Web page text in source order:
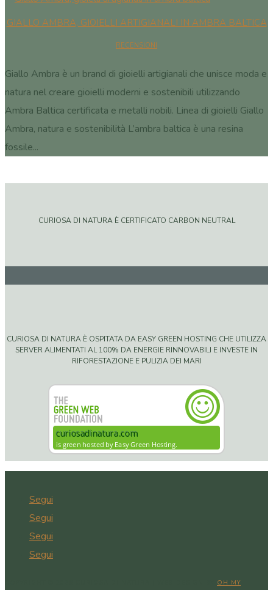
GIALLO AMBRA, GIOIELLI ARTIGIANALI IN AMBRA BALTICA
RECENSIONI
Giallo Ambra è un brand di gioielli artigianali che unisce moda e
natura nel creare gioielli moderni e sostenibili utilizzando
Ambra Baltica certificata e metalli nobili. Linea di gioielli Giallo
Ambra, natura e sostenibilità L’ambra baltica è una resina
fossile...
CURIOSA DI NATURA È CERTIFICATO CARBON NEUTRAL
CURIOSA DI NATURA È OSPITATA DA EASY GREEN HOSTING CHE UTILIZZA
SERVER ALIMENTATI AL 100% DA ENERGIE RINNOVABILI E INVESTE IN
RIFORESTAZIONE E PULIZIA DEI MARI
Segui
Segui
Segui
Segui
OH MY